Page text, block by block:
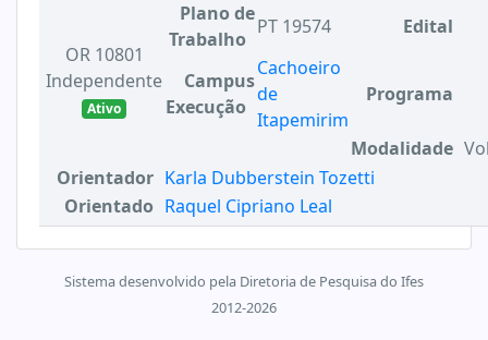
OR 10801
Independente
Ativo
Plano de
Trabalho
PT 19574 Edital
Campus
Execução
Cachoeiro
de
Itapemirim
Programa
Modalidade
Orientador Karla Dubberstein Tozetti
Orientado Raquel Cipriano Leal
Sistema desenvolvido pela Diretoria de Pesquisa do Ifes
2012-2026